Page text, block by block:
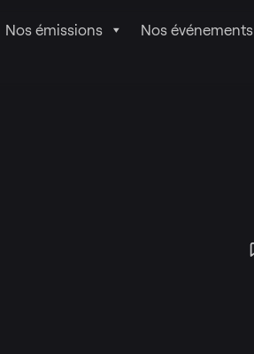
Nos émissions Nos événements